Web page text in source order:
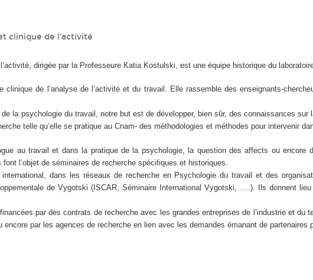
clinique de l’activité
dirigée par la Professeure Katia Kostulski, est une équipe historique du
clinique de l’analyse de l’activité et du travail. Elle rassemble des enseignants-
la psychologie du travail, notre but est de développer, bien sûr, des connaissances
telle qu’elle se pratique au Cnam- des méthodologies et méthodes pour intervenir
au travail et dans la pratique de la psychologie, la question des affects ou
l’objet de séminaires de recherche spécifiques et historiques.
dans les réseaux de recherche en Psychologie du travail et des
de Vygotski (ISCAR, Séminaire International Vygotski, ….). Ils donnent
par des contrats de recherche avec les grandes entreprises de l’industrie et
par les agences de recherche en lien avec les demandes émanant de partenaires